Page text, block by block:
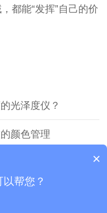
都能“发挥”自己的价
光泽度仪？
颜色管理
有限公司 版权所有
×
帮您？